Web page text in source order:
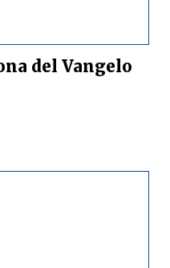
del Vangelo